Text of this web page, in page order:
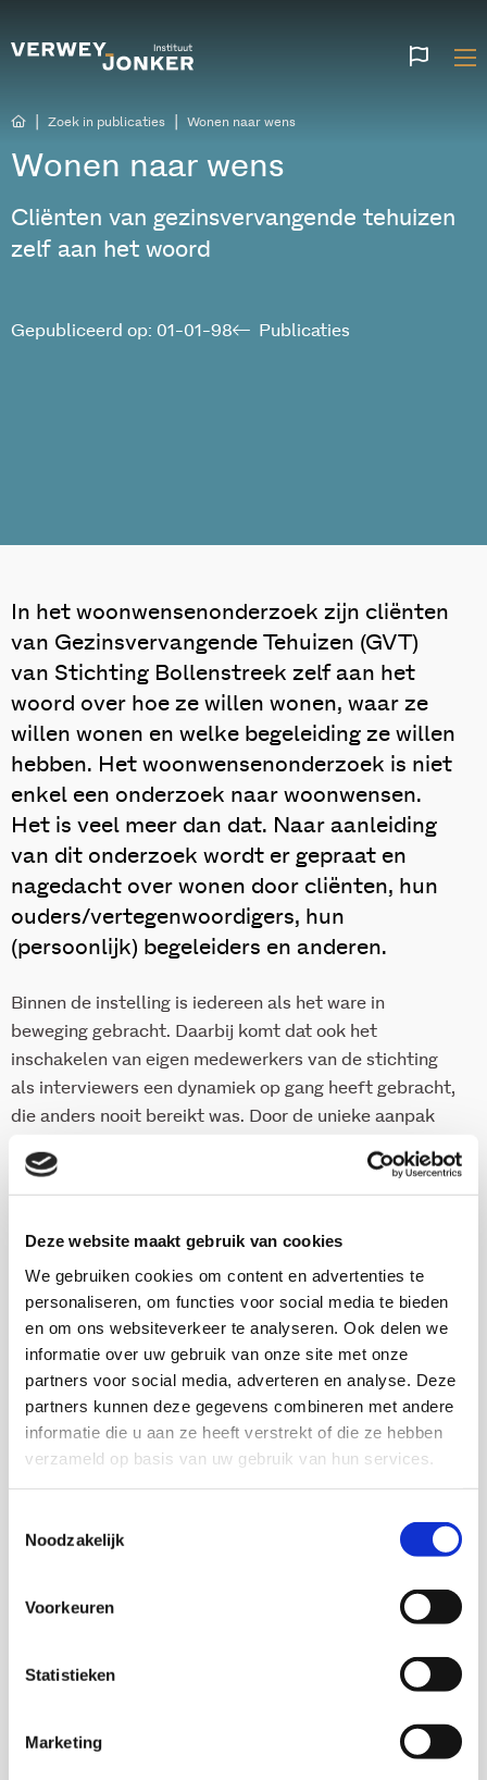
Deze website maakt gebruik van cookies
We gebruiken cookies om content en advertenties te
personaliseren, om functies voor social media te bieden
en om ons websiteverkeer te analyseren. Ook delen we
informatie over uw gebruik van onze site met onze
partners voor social media, adverteren en analyse. Deze
partners kunnen deze gegevens combineren met andere
informatie die u aan ze heeft verstrekt of die ze hebben
verzameld op basis van uw gebruik van hun services.
Noodzakelijk
Voorkeuren
Statistieken
Marketing
Zoek in publicaties Wonen naar wens
Wonen naar wens
Cliënten van gezinsvervangende tehuizen
zelf aan het woord
Publicaties
Gepubliceerd op: 01-01-98
In het woonwensenonderzoek zijn cliënten
van Gezinsvervangende Tehuizen (GVT)
van Stichting Bollenstreek zelf aan het
woord over hoe ze willen wonen, waar ze
willen wonen en welke begeleiding ze willen
hebben. Het woonwensenonderzoek is niet
enkel een onderzoek naar woonwensen.
Het is veel meer dan dat. Naar aanleiding
van dit onderzoek wordt er gepraat en
nagedacht over wonen door cliënten, hun
ouders/vertegenwoordigers, hun
(persoonlijk) begeleiders en anderen.
Binnen de instelling is iedereen als het ware in
beweging gebracht. Daarbij komt dat ook het
inschakelen van eigen medewerkers van de stichting
als interviewers een dynamiek op gang heeft gebracht,
die anders nooit bereikt was. Door de unieke aanpak
gezorgd dat er met de resultaten ook daadwerkelijk
iets gedaan wordt.
Uit het onderzoek blijkt dat iets meer dan de helft van
de geïnterviewde cliënten in een GVT wil blijven
wonen. De overige cliënten geven de voorkeur aan een
andere woonvorm, waarbij de eengezinswoning het
meest populair is.
Onderzoekers
(Arbeids)participatie
Buurten en leefbaarheid